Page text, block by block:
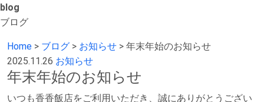
blog
ブログ
Home > ブログ > お知らせ > 年末年始のお知らせ
2025.11.26 お知らせ
年末年始のお知らせ
いつも香香飯店をご利用いただき、誠にありがとうござい